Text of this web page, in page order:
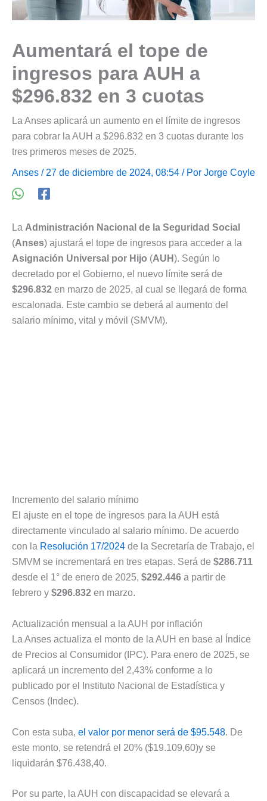
Aumentará el tope de
ingresos para AUH a
$296.832 en 3 cuotas
La Anses aplicará un aumento en el límite de ingresos
para cobrar la AUH a $296.832 en 3 cuotas durante los
tres primeros meses de 2025.
Anses / 27 de diciembre de 2024, 08:54 / Por Jorge Coyle
La Administración Nacional de la Seguridad Social
(Anses) ajustará el tope de ingresos para acceder a la
Asignación Universal por Hijo (AUH ). Según lo
decretado por el Gobierno, el nuevo límite será de
$296.832 en marzo de 2025, al cual se llegará de forma
escalonada. Este cambio se deberá al aumento del
salario mínimo, vital y móvil (SMVM).
Incremento del salario mínimo
El ajuste en el tope de ingresos para la AUH está
directamente vinculado al salario mínimo. De acuerdo
con la Resolución 17/2024 de la Secretaría de Trabajo, el
SMVM se incrementará en tres etapas. Será de $286.711
desde el 1° de enero de 2025, $292.446 a partir de
febrero y $296.832 en marzo.
Actualización mensual a la AUH por inflación
La Anses actualiza el monto de la AUH en base al Índice
de Precios al Consumidor (IPC). Para enero de 2025, se
aplicará un incremento del 2,43% conforme a lo
publicado por el Instituto Nacional de Estadística y
Censos (Indec).
Con esta suba, el valor por menor será de $95.548. De
este monto, se retendrá el 20% ($19.109,60)y se
liquidarán $76.438,40.
Por su parte, la AUH con discapacidad se elevará a